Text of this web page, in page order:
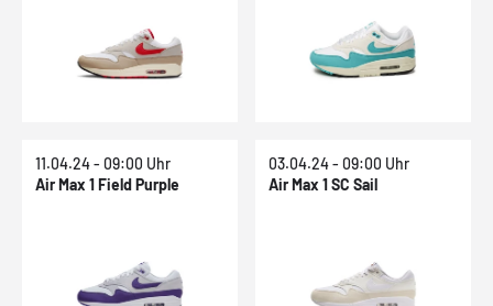
11.04.24 - 09:00 Uhr
Air Max 1 Field Purple
03.04.24 - 09:00 Uhr
Air Max 1 SC Sail